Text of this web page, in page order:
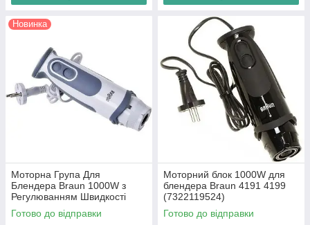
Новинка
Моторна Група Для
Блендера Braun 1000W з
Регулюванням Швидкості
(7322119504) 4191 Білий з
Сірим
Готово до відправки
Моторний блок 1000W для
блендера Braun 4191 4199
(7322119524)
Готово до відправки